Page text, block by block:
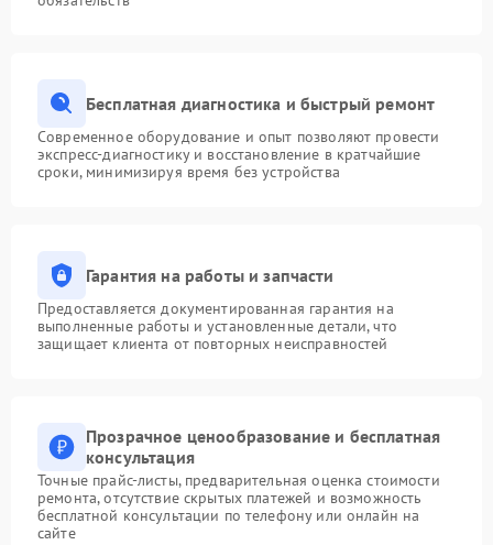
Бесплатная диагностика и быстрый ремонт
Современное оборудование и опыт позволяют провести
экспресс-диагностику и восстановление в кратчайшие
сроки, минимизируя время без устройства
Гарантия на работы и запчасти
Предоставляется документированная гарантия на
выполненные работы и установленные детали, что
защищает клиента от повторных неисправностей
Прозрачное ценообразование и бесплатная
консультация
Точные прайс-листы, предварительная оценка стоимости
ремонта, отсутствие скрытых платежей и возможность
бесплатной консультации по телефону или онлайн на
сайте